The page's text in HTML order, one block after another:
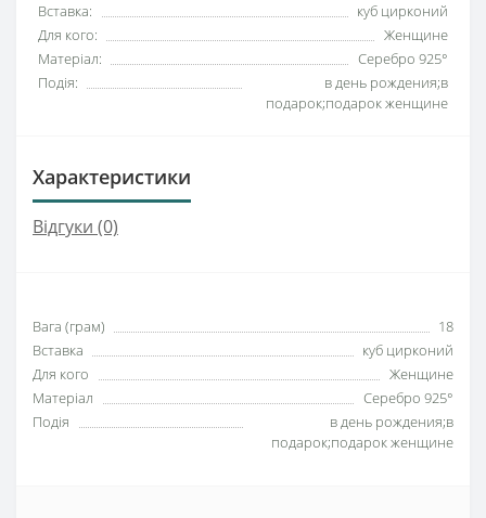
Вставка:
куб цирконий
Для кого:
Женщине
Матеріал:
Серебро 925°
Подія:
в день рождения;в
подарок;подарок женщине
Характеристики
Відгуки (0)
Вага (грам)
18
Вставка
куб цирконий
Для кого
Женщине
Матеріал
Серебро 925°
Подія
в день рождения;в
подарок;подарок женщине